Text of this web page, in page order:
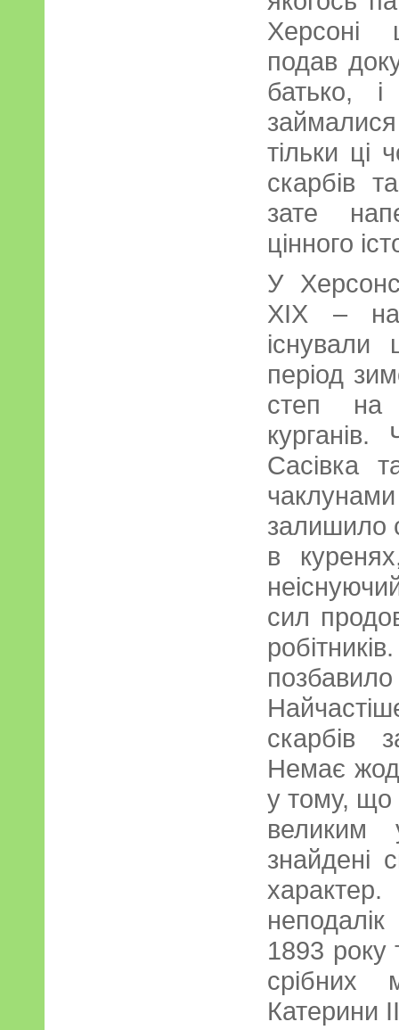
Херсоні
подав
батько,
тільки ці
скарбів
зате
цінного
У
ХІХ – на
існували
період
степ на
курганів.
Сасівка
залишило
в
сил
скарбів
Немає
у тому, що
великим
знайдені
1893 року
срібних
Катерини